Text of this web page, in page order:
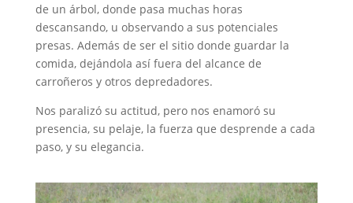
de un árbol, donde pasa muchas horas
descansando, u observando a sus potenciales
presas. Además de ser el sitio donde guardar la
comida, dejándola así fuera del alcance de
carroñeros y otros depredadores.
Nos paralizó su actitud, pero nos enamoró su
presencia, su pelaje, la fuerza que desprende a cada
paso, y su elegancia.